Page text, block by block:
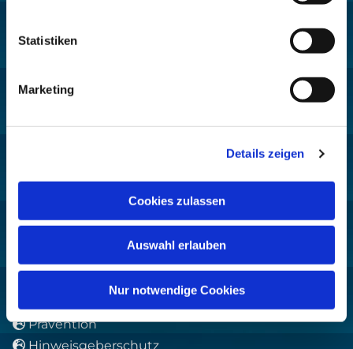
Statistiken
Marketing
Details zeigen
Cookies zulassen
Auswahl erlauben
Nur notwendige Cookies
+49 30 8859 590
 pfarrbuero@sankthelena.de
Für das stille Gebet geöffnet:
 St. Ludwig:
Mo-So 9-19 Uhr
 Heilig Kreuz:
 Prävention
 Hinweisgeberschutz